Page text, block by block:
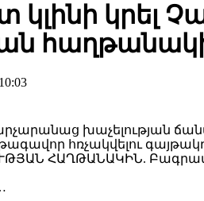
կրել
հռչակվելու
ՀԱՂԹԱՆԱԿԻՆ.